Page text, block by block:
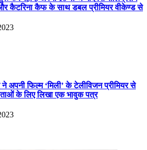
कैटरिना कैफ के साथ डबल प्रीमियर वीकेण्ड से
ने अपनी फिल्म ‘मिली’ के टेलीविजन प्रीमियर से
के लिए लिखा एक भावुक पत्र